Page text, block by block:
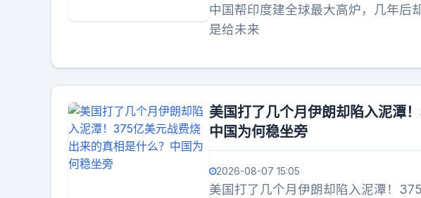
中国帮印度建全球最大高炉，几年后
是给未来
美国打了几个月伊朗却陷入泥潭
中国为何稳坐旁
2026-08-07 15:05
美国打了几个月伊朗却陷入泥潭！